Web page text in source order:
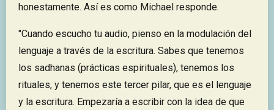
honestamente. Así es como Michael responde.
"Cuando escucho tu audio, pienso en la modulación del
lenguaje a través de la escritura. Sabes que tenemos
los sadhanas (prácticas espirituales), tenemos los
rituales, y tenemos este tercer pilar, que es el lenguaje
y la escritura. Empezaría a escribir con la idea de que